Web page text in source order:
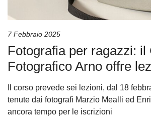
7 Febbraio 2025
Fotografia per ragazzi: il
Fotografico Arno offre
Il corso prevede sei lezioni, dal 18
tenute dai fotografi Marzio Mealli ed
ancora tempo per le iscrizioni